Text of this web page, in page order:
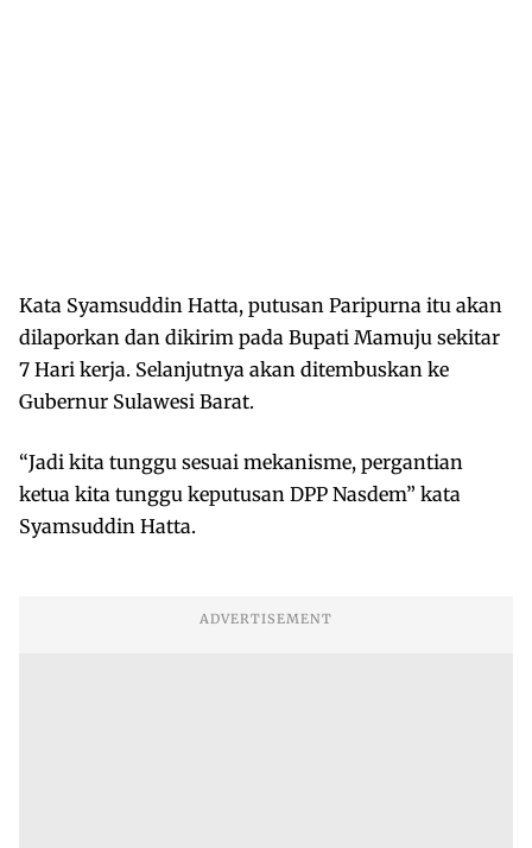
Kata Syamsuddin Hatta, putusan Paripurna itu akan
dilaporkan dan dikirim pada Bupati Mamuju sekitar
7 Hari kerja. Selanjutnya akan ditembuskan ke
Gubernur Sulawesi Barat.
“Jadi kita tunggu sesuai mekanisme, pergantian
ketua kita tunggu keputusan DPP Nasdem” kata
Syamsuddin Hatta.